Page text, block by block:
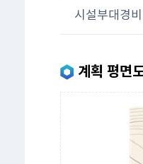
시설부대경비
계획 평면